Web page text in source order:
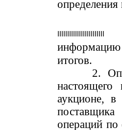
IIIIIIIIIIIIIIIIIIIIIIII
итогов.
настоящего
аукционе, в
операций по